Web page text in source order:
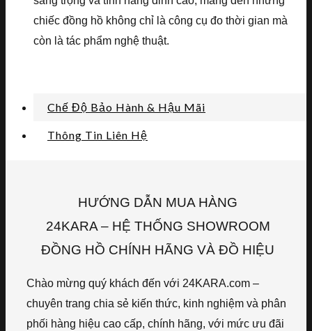
chiếc đồng hồ không chỉ là công cụ đo thời gian mà
còn là tác phẩm nghệ thuật.
Chế Độ Bảo Hành & Hậu Mãi
Thông Tin Liên Hệ
HƯỚNG DẪN MUA HÀNG
24KARA – HỆ THỐNG SHOWROOM
ĐỒNG HỒ CHÍNH HÃNG VÀ ĐỒ HIỆU
Chào mừng quý khách đến với 24KARA.com –
chuyên trang chia sẻ kiến thức, kinh nghiệm và phân
phối hàng hiệu cao cấp, chính hãng, với mức ưu đãi